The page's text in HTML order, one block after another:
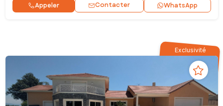
Appeler Contacter WhatsApp
Exclusivité